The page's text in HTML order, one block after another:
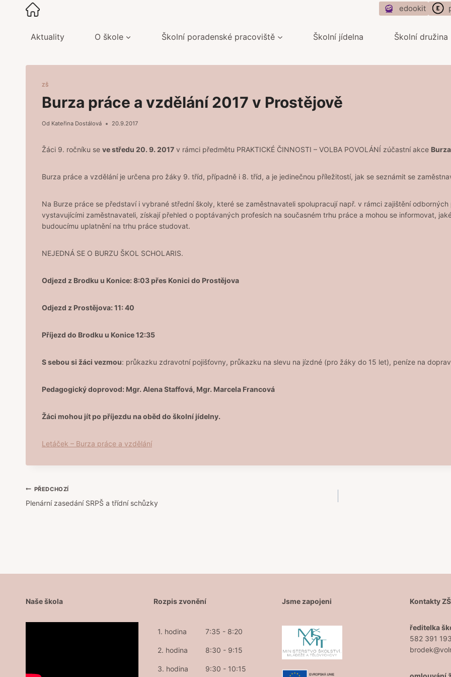
Přeskočit
edookit
Aktuality O škole Školní poradenské pracoviště Školní jídelna Školní družina
ZŠ
Burza práce a vzdělání 2017 v Prostějově
Od Kateřina Dostálová 20.9.2017
Žáci 9. ročníku se ve středu 20. 9. 2017 v rámci předmětu PRAKTICKÉ ČINNOSTI – VOLBA POVOLÁNÍ zúčastní akce
Burza práce a vzdělání je určena pro žáky 9. tříd, případně i 8. tříd, a je jedinečnou příležitostí, jak se seznámit se
Na Burze práce se představí i vybrané střední školy, které se zaměstnavateli spolupracují např. v rámci zajištění
vystavujícími zaměstnavateli, získají přehled o poptávaných profesích na současném trhu práce a mohou se informovat,
budoucímu uplatnění na trhu práce studovat.
NEJEDNÁ SE O BURZU ŠKOL SCHOLARIS.
Odjezd z Brodku u Konice: 8:03 přes Konici do Prostějova
Odjezd z Prostějova: 11: 40
Příjezd do Brodku u Konice 12:35
S sebou si žáci vezmou: průkazku zdravotní pojišťovny, průkazku na slevu na jízdné (pro žáky do 15 let), peníze na
Pedagogický doprovod: Mgr. Alena Staffová, Mgr. Marcela Francová
Žáci mohou jít po příjezdu na oběd do školní jídelny.
Letáček – Burza práce a vzdělání
Navigace
pro
PŘEDCHOZÍ
Plenární zasedání SRPŠ a třídní schůzky
Naše škola Rozpis zvonění
1. hodina 7:35 - 8:20
2. hodina 8:30 - 9:15
3. hodina 9:30 - 10:15
Jsme zapojeni Kontakty ZŠ
ředitelka
582 391 193